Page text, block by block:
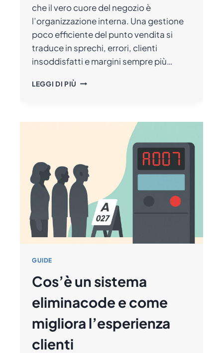
che il vero cuore del negozio è
l’organizzazione interna. Una gestione
poco efficiente del punto vendita si
traduce in sprechi, errori, clienti
insoddisfatti e margini sempre più…
LEGGI DI PIÙ 10
PIÙ
DEL
PUNTO
VENDITA
GUIDE
Cos’è un sistema
eliminacode e come
migliora l’esperienza
clienti